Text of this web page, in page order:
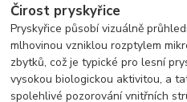
Čirost pryskyřice
Pryskyřice působí vizuálně
mlhovinou vzniklou rozptylem
zbytků, což je typické pro lesní
vysokou biologickou aktivitou, a
spolehlivé pozorování vnitřních